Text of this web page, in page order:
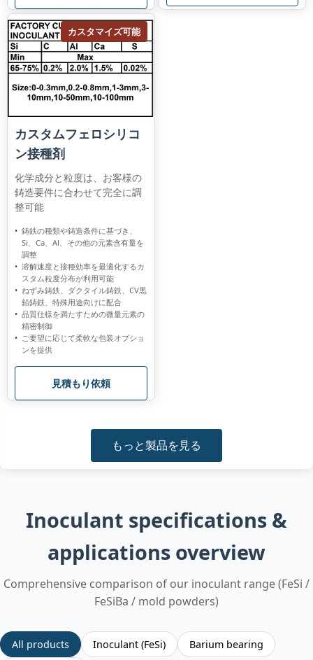
カスタマイズ可能
カスタムフェロシリコ
ン接種剤
化学成分と粒度は、お客様の
鋳造要件に合わせて完全に調
整可能
鋳鉄の種類や鋳造条件に基づき、
Si、Ca、Al、その他の元素含有量を
調整
溶解速度と接種効率を最適化するカ
スタム粒度分布が利用可能
ねずみ鋳鉄、ダクタイル鋳鉄、CV黒
鉛鋳鉄、特殊用途向けに配合
品質仕様を満たすための微量元素の
精密制御
ご要望に応じて柔軟な包装オプショ
ンを提供
見積もり依頼
もっと製品を見る
Inoculant specifications &
applications overview
Comprehensive comparison of our inoculant range (FeSi /
FeSiBa / mold powders)
All products Inoculant (FeSi)
Barium bearing